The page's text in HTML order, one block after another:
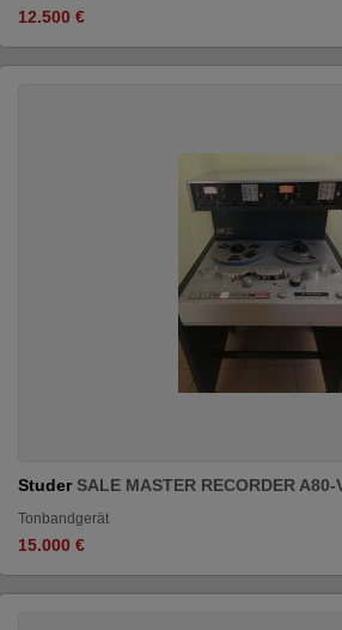
12.500 €
StuderSALE MASTER RECORDER
Tonbandgerät
15.000 €